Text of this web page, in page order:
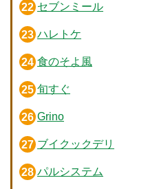
セブンミール
ハレトケ
食のそよ風
旬すぐ
Grino
ブイクックデリ
パルシステム